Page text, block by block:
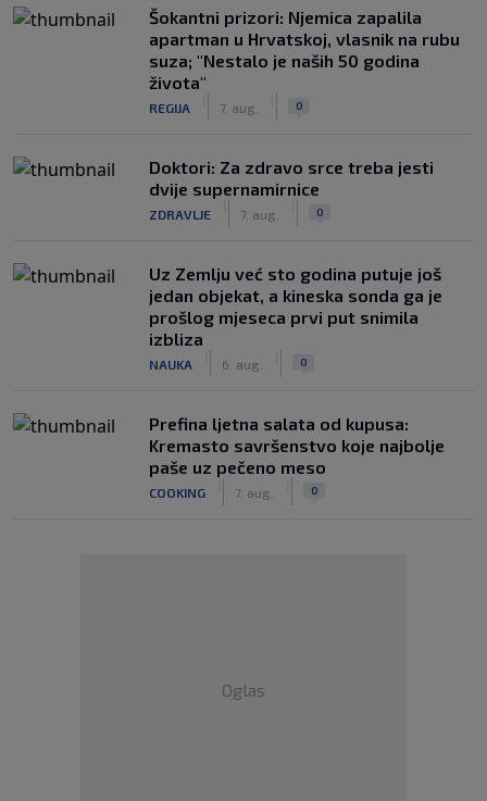
Šokantni prizori: Njemica zapalila
apartman u Hrvatskoj, vlasnik na rubu
suza; "Nestalo je naših 50 godina
života"
REGIJA 7. aug. 0
Doktori: Za zdravo srce treba jesti
dvije supernamirnice
ZDRAVLJE 7. aug. 0
Uz Zemlju već sto godina putuje još
jedan objekat, a kineska sonda ga je
prošlog mjeseca prvi put snimila
izbliza
NAUKA 6. aug. 0
Prefina ljetna salata od kupusa:
Kremasto savršenstvo koje najbolje
paše uz pečeno meso
COOKING 7. aug. 0
Oglas